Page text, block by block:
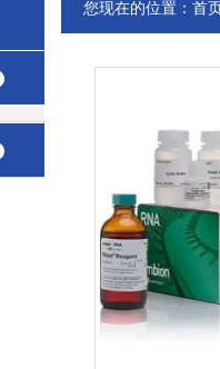
您现在的位置： 首